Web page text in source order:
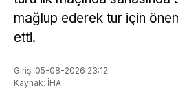
mağlup ederek tur için
etti.
Giriş: 05-08-2026 23:12
Kaynak: İHA